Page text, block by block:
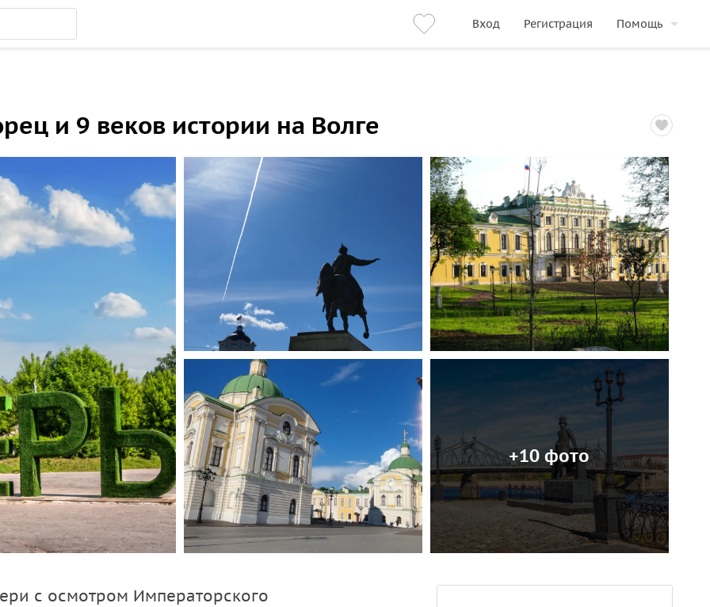
Вход Регистрация Помощь
и 9 веков истории на Волге
+10 фото
с осмотром Императорского